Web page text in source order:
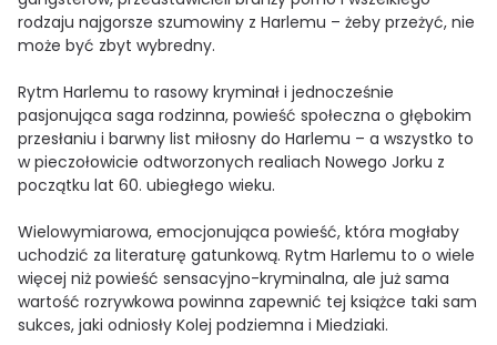
rodzaju najgorsze szumowiny z Harlemu – żeby przeżyć, nie
może być zbyt wybredny.
Rytm Harlemu to rasowy kryminał i jednocześnie
pasjonująca saga rodzinna, powieść społeczna o głębokim
przesłaniu i barwny list miłosny do Harlemu – a wszystko to
w pieczołowicie odtworzonych realiach Nowego Jorku z
początku lat 60. ubiegłego wieku.
Wielowymiarowa, emocjonująca powieść, która mogłaby
uchodzić za literaturę gatunkową. Rytm Harlemu to o wiele
więcej niż powieść sensacyjno-kryminalna, ale już sama
wartość rozrywkowa powinna zapewnić tej książce taki sam
sukces, jaki odniosły Kolej podziemna i Miedziaki.